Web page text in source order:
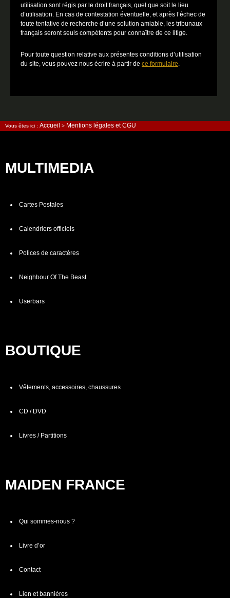
utilisation sont régis par le droit français, quel que soit le lieu
d’utilisation. En cas de contestation éventuelle, et après l’échec de
toute tentative de recherche d’une solution amiable, les tribunaux
français seront seuls compétents pour connaître de ce litige.
Pour toute question relative aux présentes conditions d’utilisation
du site, vous pouvez nous écrire à partir de ce formulaire.
Vous êtes ici : Accueil > Mentions légales et CGU
MULTIMEDIA
Cartes Postales
Calendriers officiels
Polices de caractères
Neighbour Of The Beast
Userbars
BOUTIQUE
Vêtements, accessoires, chaussures
CD / DVD
Livres / Partitions
MAIDEN FRANCE
Qui sommes-nous ?
Livre d’or
Contact
Lien et bannières